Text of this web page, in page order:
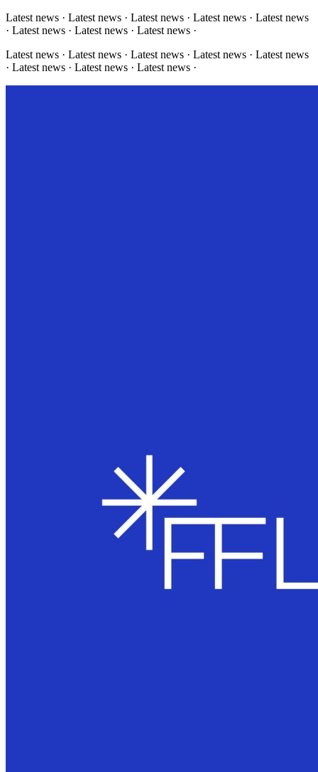
Latest news · Latest news · Latest news · Latest news · Latest news
· Latest news · Latest news · Latest news ·
Latest news · Latest news · Latest news · Latest news · Latest news
· Latest news · Latest news · Latest news ·